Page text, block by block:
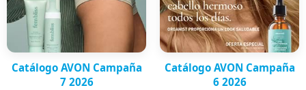
Catálogo AVON Campaña
7 2026
Catálogo AVON Campaña
6 2026